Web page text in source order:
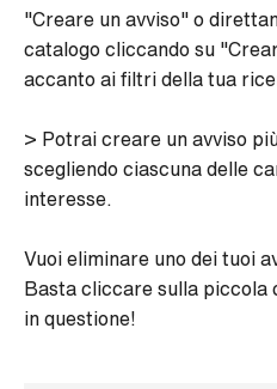
"Creare un avviso" o
catalogo cliccando su
accanto ai filtri della tua
> Potrai creare un avviso
scegliendo ciascuna delle
interesse.
Vuoi eliminare uno dei tuoi
Basta cliccare sulla
in questione!